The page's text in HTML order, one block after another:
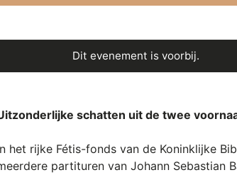
Dit evenement is voorbij.
schatten uit de twee
het rijke Fétis-fonds van de Koninklijke
partituren van Johann Sebastian